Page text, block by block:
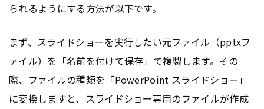
られるようにする方法が以下です。
まず、スライドショーを実行したい元ファイル（pptxフ
ァイル）を「名前を付けて保存」で複製します。その
際、ファイルの種類を「PowerPoint スライドショー」
に変換しますと、スライドショー専用のファイルが作成